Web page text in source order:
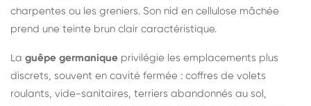
charpentes ou les greniers. Son nid en cellulose mâchée
prend une teinte brun clair caractéristique.
La guêpe germanique privilégie les emplacements plus
discrets, souvent en cavité fermée : coffres de volets
roulants, vide-sanitaires, terriers abandonnés au sol,